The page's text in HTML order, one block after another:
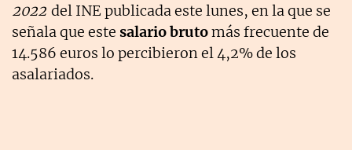
2022 del INE publicada este lunes, en la que se
señala que este salario brutomás frecuente de
14.586 euros lo percibieron el 4,2% de los
asalariados.